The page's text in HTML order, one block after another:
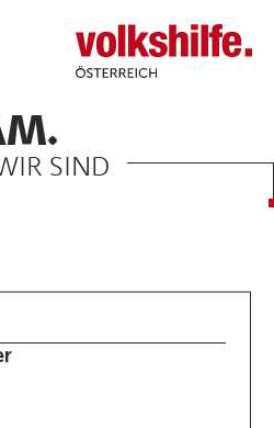
Volkshilfe
Österreich
SIND